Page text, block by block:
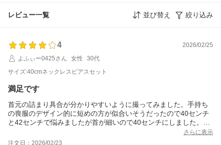
レビュー一覧 並び替え 絞り込み
4
2026/02/25
よふぃー0425さん
女性
30代
サイズ:40cmネックレスピアスセット
満足です
首元の詰まり具合が分かりやすいように撮ってみました。手持ち
の喪服のデザイン的に短めの方が似合いそうだったので40センチ
と42センチで悩みましたが首が細いので40センチにしました。結
果大正解でした。特徴的な留め具ですが似たデザインのパールネ
ックレスを持っていてそれで慣れていたので特に着脱のしにくさ
さらに表示
注文日：2026/02/23